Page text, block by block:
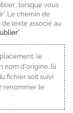
lorsque vous
Le chemin de
texte associé au
le
nom d'origine. Si
fichier soit suivi
renommer le